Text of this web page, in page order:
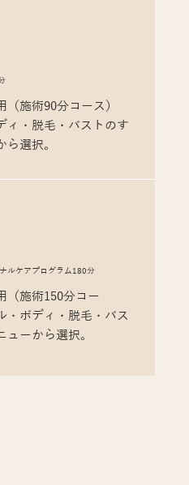
施術90分コース）
・脱毛・バストのす
選択。
（施術150分コー
ボディ・脱毛・バス
ューから選択。
ルケアプログラム180分